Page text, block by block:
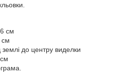
см
см
до центру виделки